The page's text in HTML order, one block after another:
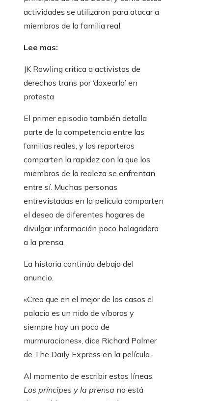
actividades se utilizaron para atacar a
miembros de la familia real.
Lee mas:
JK Rowling critica a activistas de
derechos trans por ‘doxearla’ en
protesta
El primer episodio también detalla
parte de la competencia entre las
familias reales, y los reporteros
comparten la rapidez con la que los
miembros de la realeza se enfrentan
entre sí. Muchas personas
entrevistadas en la película comparten
el deseo de diferentes hogares de
divulgar información poco halagadora
a la prensa.
La historia continúa debajo del
anuncio.
«Creo que en el mejor de los casos el
palacio es un nido de víboras y
siempre hay un poco de
murmuraciones», dice Richard Palmer
de The Daily Express en la película.
Al momento de escribir estas líneas,
Los príncipes y la prensa no está